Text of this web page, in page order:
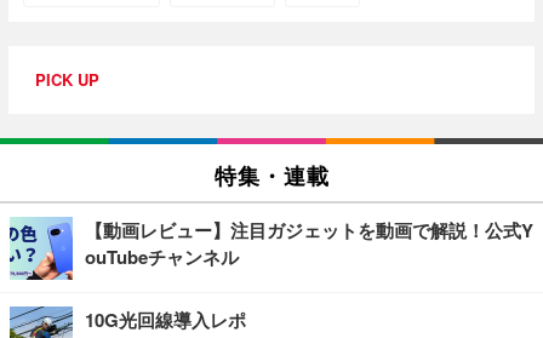
PICK UP
特集・連載
【動画レビュー】注目ガジェットを動画で解説！公式Y
ouTubeチャンネル
10G光回線導入レポ